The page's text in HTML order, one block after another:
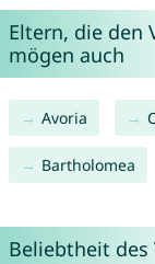
Eltern, die den
mögen auch
Avoria
Bartholomea
Beliebtheit des